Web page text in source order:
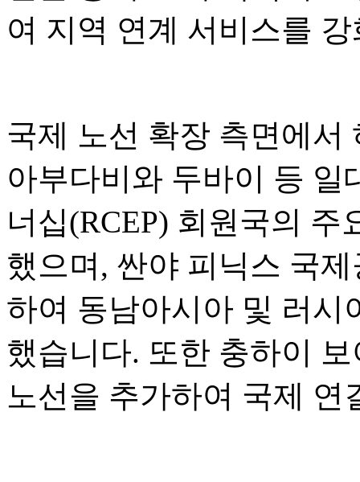
여 지역 연계 서비스를
국제 노선 확장 측면에서
아부다비와 두바이 등
너십(RCEP) 회원국의
했으며, 싼야 피닉스 국
하여 동남아시아 및 러시
했습니다. 또한 충하이
노선을 추가하여 국제